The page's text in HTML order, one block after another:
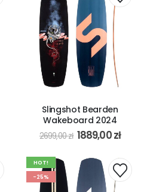
Slingshot Bearden
Wakeboard 2024
2699,00zł 1889,00zł
HOT!
-25%